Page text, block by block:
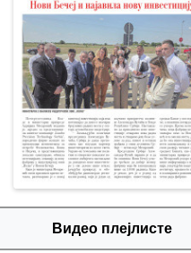
Видео плејлисте